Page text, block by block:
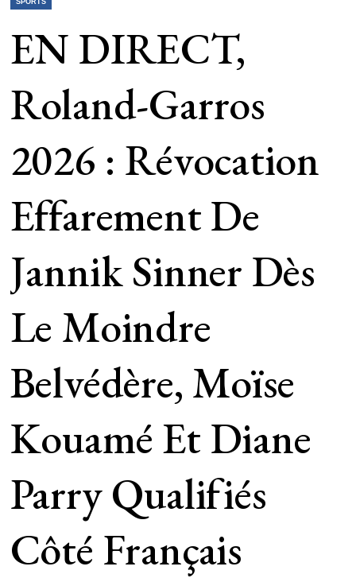
EN DIRECT,
Roland-Garros
2026 : Révocation
Effarement De
Jannik Sinner Dès
Le Moindre
Belvédère, Moïse
Kouamé Et Diane
Parry Qualifiés
Côté Français